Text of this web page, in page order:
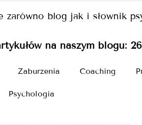
zarówno blog jak i słownik
na naszym blogu:
Zaburzenia Coaching
Psychologia